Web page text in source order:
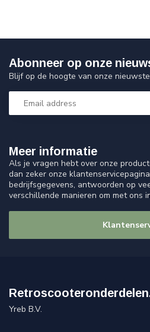
Meer informatie
Als je vragen hebt over onze
dan zeker onze
bedrijfsgegevens, antwoorden op
verschillende manieren om met ons
Abonneer op onze
Blijf op de hoogte van onze
Yreb B.V.